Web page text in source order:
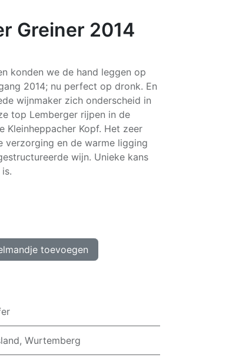
Greiner 2014
konden we de hand leggen op
2014; nu perfect op dronk. En
wijnmaker zich onderscheid in
top Lemberger rijpen in de
Kleinheppacher Kopf. Het zeer
verzorging en de warme ligging
wijn. Unieke kans
toevoegen
Wurtemberg